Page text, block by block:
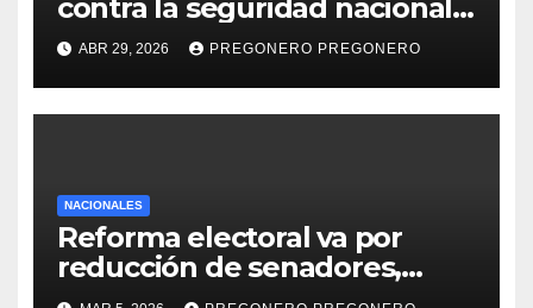
contra la seguridad nacional
por agentes de la CIA en
Chihuahua
ABR 29, 2026 PREGONERO PREGONERO
NACIONALES
Reforma electoral va por
reducción de senadores,
recorte a partidos y mayor